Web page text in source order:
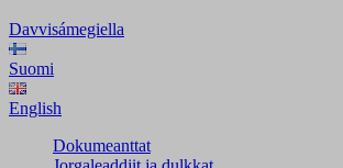
Davvisámegiella
Suomi
English
Dokumeanttat